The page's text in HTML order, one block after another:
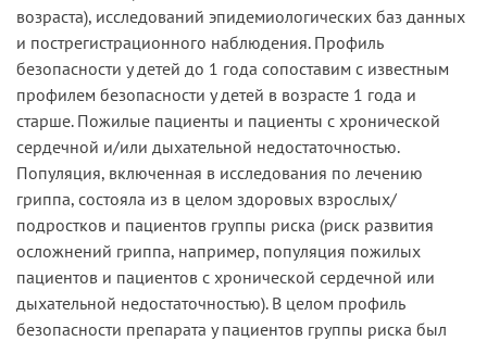
возраста), исследований эпидемиологических баз данных
и пострегистрационного наблюдения. Профиль
безопасности у детей до 1 года сопоставим с известным
профилем безопасности у детей в возрасте 1 года и
старше. Пожилые пациенты и пациенты с хронической
сердечной и/или дыхательной недостаточностью.
Популяция, включенная в исследования по лечению
гриппа, состояла из в целом здоровых взрослых/
подростков и пациентов группы риска (риск развития
осложнений гриппа, например, популяция пожилых
пациентов и пациентов с хронической сердечной или
дыхательной недостаточностью). В целом профиль
безопасности препарата у пациентов группы риска был